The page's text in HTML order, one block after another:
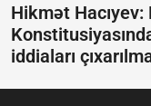
Hikmət Hacıyev:
iddiaları